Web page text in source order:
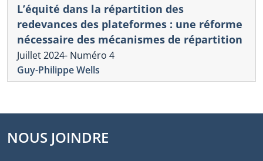
L’équité dans la répartition des
redevances des plateformes : une réforme
nécessaire des mécanismes de répartition
Juillet 2024- Numéro 4
Guy-Philippe Wells
NOUS JOINDRE